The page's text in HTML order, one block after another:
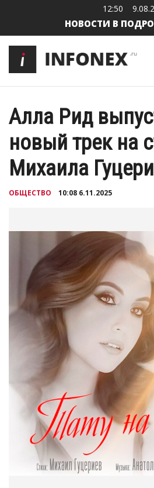
12:50
НОВОСТИ В
Алла Рид
новый трек на
Михаила
ОБЩЕСТВО 10:08 6.11.2025